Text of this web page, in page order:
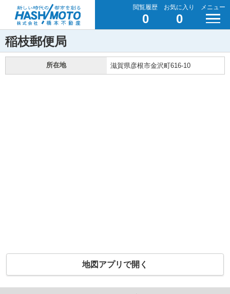
閲覧履歴
0
お気に入り
0
メニュー
稲枝郵便局
所在地 滋賀県彦根市金沢町616-10
地図アプリで開く